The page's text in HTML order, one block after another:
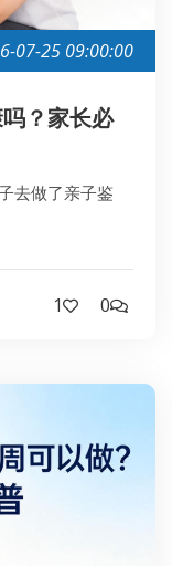
07-25 09:00:00
？家长必
去做了亲子鉴
1 0